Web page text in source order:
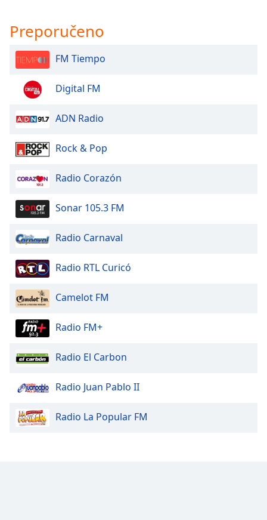
Preporučeno
FM Tiempo
Digital FM
ADN Radio
Rock & Pop
Radio Corazón
Sonar 105.3 FM
Radio Carnaval
Radio RTL Curicó
Camelot FM
Radio FM+
Radio El Carbon
Radio Juan Pablo II
Radio La Popular FM